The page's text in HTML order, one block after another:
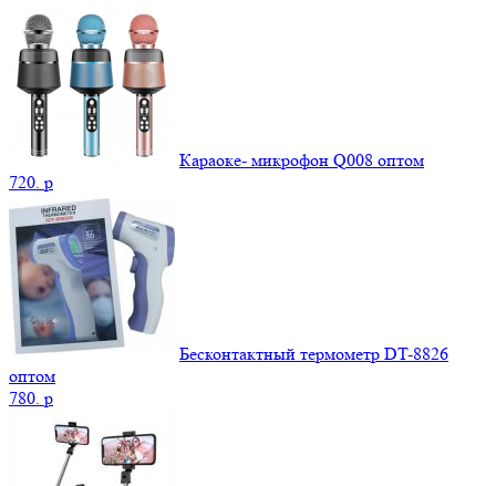
Караоке- микрофон Q008 оптом
720. p
Бесконтактный термометр DT-8826
оптом
780. p